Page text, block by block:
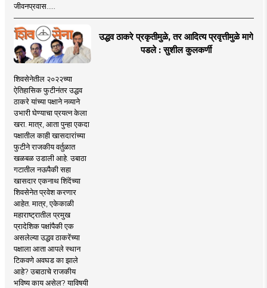
जीवनप्रवास.....
उद्धव ठाकरे प्रकृतीमुळे, तर आदित्य प्रवृत्तीमुळे मागे
पडले : सुशील कुलकर्णी
शिवसेनेतील २०२२च्या
ऐतिहासिक फुटीनंतर उद्धव
ठाकरे यांच्या पक्षाने नव्याने
उभारी घेण्याचा प्रयत्न केला
खरा. मात्र, आता पुन्हा एकदा
पक्षातील काही खासदारांच्या
फुटीने राजकीय वर्तुळात
खळबळ उडाली आहे. उबाठा
गटातील नऊपैकी सहा
खासदार एकनाथ शिंदेंच्या
शिवसेनेत प्रवेश करणार
आहेत. मात्र, एकेकाळी
महाराष्ट्रातील प्रमुख
प्रादेशिक पक्षांपैकी एक
असलेल्या उद्धव ठाकरेंच्या
पक्षाला आता आपले स्थान
टिकवणे अवघड का झाले
आहे? उबाठाचे राजकीय
भविष्य काय असेल? याविषयी